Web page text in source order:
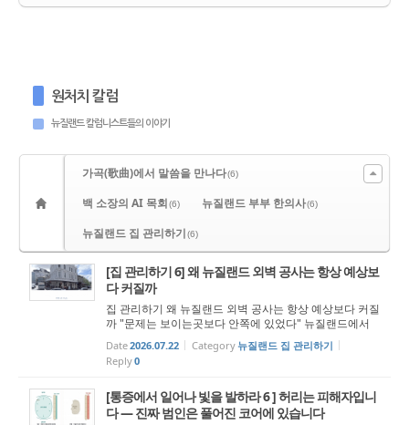
원처치 칼럼
뉴질랜드 칼럼니스트들의 이야기
가곡(歌曲)에서 말씀을 만나다(6)
백 소장의 AI 목회(6) 뉴질랜드 부부 한의사(6)
뉴질랜드 집 관리하기(6)
[집 관리하기 6] 왜 뉴질랜드 외벽 공사는 항상 예상보
다 커질까
집 관리하기 왜 뉴질랜드 외벽 공사는 항상 예상보다 커질
까 "문제는 보이는곳보다 안쪽에 있었다" 뉴질랜드에서
집을 오래 소유한 사람들은 한 번쯤 비슷한 경험을 한다.
처음에는 단순 외벽 페인팅 정도로 생각했는데, 막상 견적
을 받아보면 예상보다 금액이...
Date2026.07.22 Category 뉴질랜드 집 관리하기
Reply0
[통증에서 일어나 빛을 발하라 6 ] 허리는 피해자입니
다 — 진짜 범인은 풀어진 코어에 있습니다